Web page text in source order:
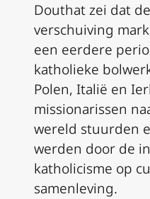
Douthat zei dat
verschuiving
een eerdere
katholieke
Polen, Italië en
missionarissen
wereld stuurden
werden door de
katholicisme op
samenleving.